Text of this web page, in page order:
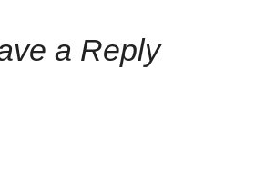
a Reply